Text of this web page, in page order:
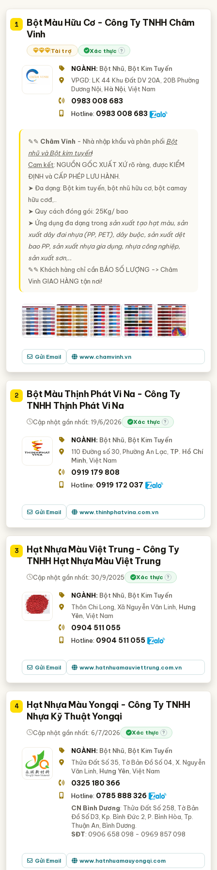
Tìm mua bột màu nhũ – bột màu kim
1
Bột Màu Hữu Cơ - Công Ty TNHH Châm
Vinh
Tài trợ Xác thực ?
NGÀNH: Bột Nhũ, Bột Kim Tuyến
VPGD: LK 44 Khu Đất DV 20A, 20B Phường
Dương Nội, Hà Nội , Việt Nam
0983 008 683
Hotline: 0983 008 683
✎✎ Châm Vinh - Nhà nhập khẩu và phân phối Bột
nhũ và Bột kim tuyến!
Cam kết: NGUỒN GỐC XUẤT XỨrõ ràng, được KIỂM
ĐỊNH và CẤP PHÉP LƯU HÀNH
➤ Đa dạng: Bột kim tuyến, bột nhũ hữu cơ, bột camay
hữu cơđ,..
➤ Quy cách đóng gói: 25Kg/ bao
➤ Ứng dụng đa dạng trong sản xuất tạo hạt màu, sản
xuất dây đai nhựa (PP, PET), dây buộc, sản xuất dệt
bao PP, sản xuất nhựa gia dụng, nhựa công nghiệp,
sản xuất sơn,..
✎✎ Khách hàng chỉ cần BÁO SỐ LƯỢNG -> Châm
Vinh GIAO HÀNG tận nơi!
Gửi Email www.chamvinh.vn
2
Bột Màu Thịnh Phát Vi Na - Công Ty
TNHH Thịnh Phát Vi Na
Cập nhật gần nhất: 19/6/2026 Xác thực ?
NGÀNH: Bột Nhũ, Bột Kim Tuyến
110 Đường số 30, Phường An Lạc, TP. Hồ Chí
Minh , Việt Nam
0919 179 808
Hotline: 0919 172 037
Gửi Email www.thinhphatvina.com.vn
3
Hạt Nhựa Màu Việt Trung - Công Ty
TNHH Hạt Nhựa Màu Việt Trung
Cập nhật gần nhất: 30/9/2025 Xác thực ?
NGÀNH: Bột Nhũ, Bột Kim Tuyến
Thôn Chi Long, Xã Nguyễn Văn Linh, Hưng
Yên , Việt Nam
0904 511 055
Hotline: 0904 511 055
Gửi Email www.hatnhuamauviettrung.com.vn
4
Hạt Nhựa Màu Yongqi - Công Ty TNHH
Nhựa Kỹ Thuật Yongqi
Cập nhật gần nhất: 6/7/2026 Xác thực ?
NGÀNH: Bột Nhũ, Bột Kim Tuyến
Thửa Đất Số 35, Tờ Bản Đồ Số 04, X. Nguyễn
Văn Linh, Hưng Yên , Việt Nam
0325 180 366
Hotline: 0785 888 326
CN Bình Dương: Thửa Đất Số 258, Tờ Bản
Đồ Số D3, Kp. Bình Đức 2, P. Bình Hòa, Tp.
Thuận An, Bình Dương.
SĐT: 0906 658 098 - 0969 857 098
Gửi Email www.hatnhuamauyongqi.com